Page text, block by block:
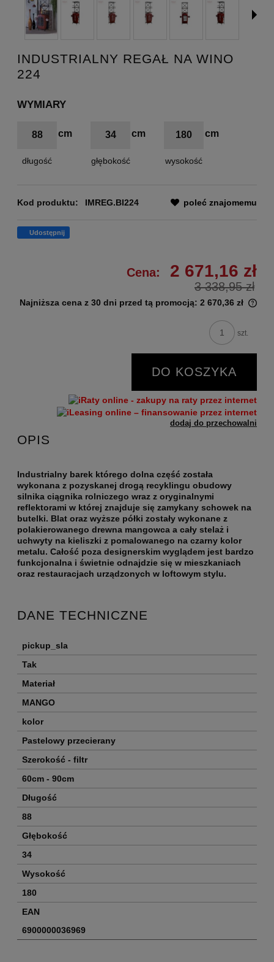
INDUSTRIALNY REGAŁ NA WINO
224
WYMIARY
88
długość
34
głębokość
180
wysokość
Kod produktu: IMREG.BI224 poleć znajomemu
Udostępnij
Cena: 2 671,16 zł
3 338,95 zł
Najniższa cena z 30 dni przed tą promocją: 2 670,36 zł
szt.
DO KOSZYKA
dodaj do przechowalni
OPIS
Industrialny barek którego dolna część została
wykonana z pozyskanej drogą recyklingu obudowy
silnika ciągnika rolniczego wraz z oryginalnymi
reflektorami w której znajduje się zamykany schowek na
butelki. Blat oraz wyższe półki zostały wykonane z
polakierowanego drewna mangowca a cały stelaż i
uchwyty na kieliszki z pomalowanego na czarny kolor
metalu. Całość poza designerskim wyglądem jest bardzo
funkcjonalna i świetnie odnajdzie się w mieszkaniach
oraz restauracjach urządzonych w loftowym stylu.
DANE TECHNICZNE
pickup_sla
Tak
Materiał
MANGO
kolor
Pastelowy przecierany
Szerokość - filtr
60cm - 90cm
Długość
88
Głębokość
34
Wysokość
180
EAN
6900000036969